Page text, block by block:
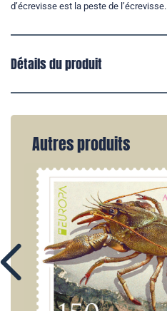
d’écrevisse est la peste de l’écrevisse.
Détails du produit
Autres produits